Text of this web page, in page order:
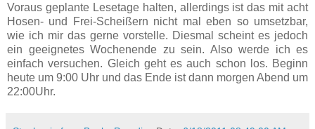
Voraus geplante Lesetage halten, allerdings ist das mit acht
Hosen- und Frei-Scheißern nicht mal eben so umsetzbar,
wie ich mir das gerne vorstelle. Diesmal scheint es jedoch
ein geeignetes Wochenende zu sein. Also werde ich es
einfach versuchen. Gleich geht es auch schon los. Beginn
heute um 9:00 Uhr und das Ende ist dann morgen Abend um
22:00Uhr.